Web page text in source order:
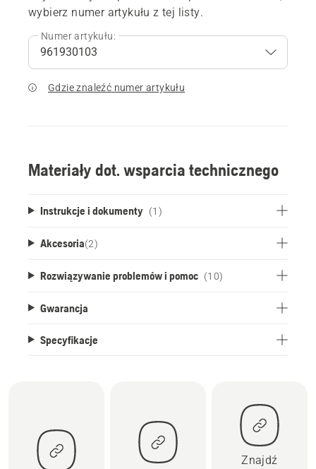
wybierz numer artykułu z tej listy.
Numer artykułu:
Gdzie znaleźć numer artykułu
Materiały dot. wsparcia technicznego
Instrukcje i dokumenty (1)
Akcesoria(2)
Rozwiązywanie problemów i pomoc (10)
Gwarancja
Specyfikacje
Znajdź